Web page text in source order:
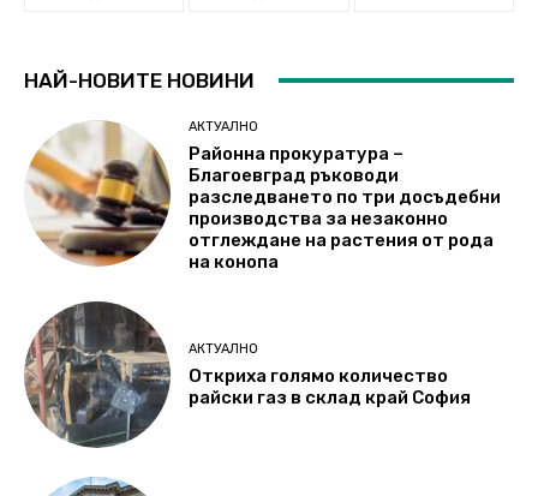
НАЙ-НОВИТЕ НОВИНИ
АКТУАЛНО
Районна прокуратура –
Благоевград ръководи
разследването по три досъдебни
производства за незаконно
отглеждане на растения от рода
на конопа
АКТУАЛНО
Откриха голямо количество
райски газ в склад край София